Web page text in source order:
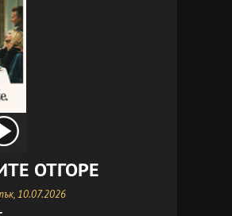
ОТГОРЕ
10.07.2026